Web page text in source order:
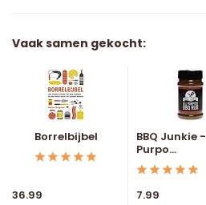
Vaak samen gekocht:
Borrelbijbel
36.99
BBQ Junkie
Purpo...
7.99